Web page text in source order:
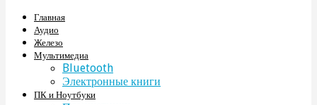
Главная
Аудио
Железо
Мультимедиа
Bluetooth
Электронные книги
ПК и Ноутбуки